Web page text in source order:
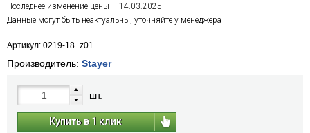
Последнее изменение цены – 14.03.2025
Данные могут быть неактуальны, уточняйте у менеджера
Артикул: 0219-18_z01
Производитель: Stayer
шт.
Купить в 1 клик